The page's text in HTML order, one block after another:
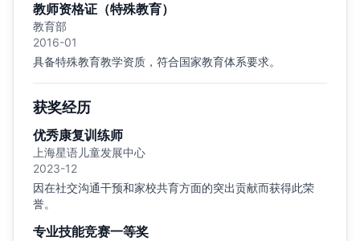
教师资格证（特殊教育）
教育部
2016-01
具备特殊教育教学资质，符合国家教育体系要求。
获奖经历
优秀康复训练师
上海星语儿童发展中心
2023-12
因在社交沟通干预和家校共育方面的突出贡献而获得此荣
誉。
专业技能竞赛一等奖